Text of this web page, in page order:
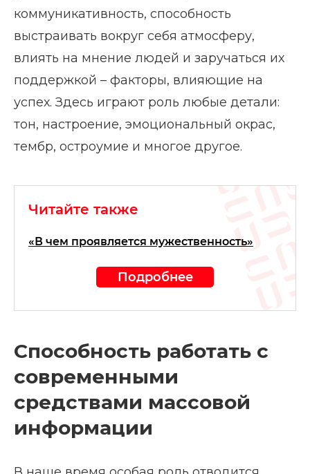
коммуникативность, способность
выстраивать вокруг себя атмосферу,
влиять на мнение людей и заручаться их
поддержкой – факторы, влияющие на
успех. Здесь играют роль любые детали:
тон, настроение, эмоциональный окрас,
тембр, остроумие и многое другое.
Читайте также
«В чем проявляется мужественность»
Подробнее
Способность работать с
современными
средствами массовой
информации